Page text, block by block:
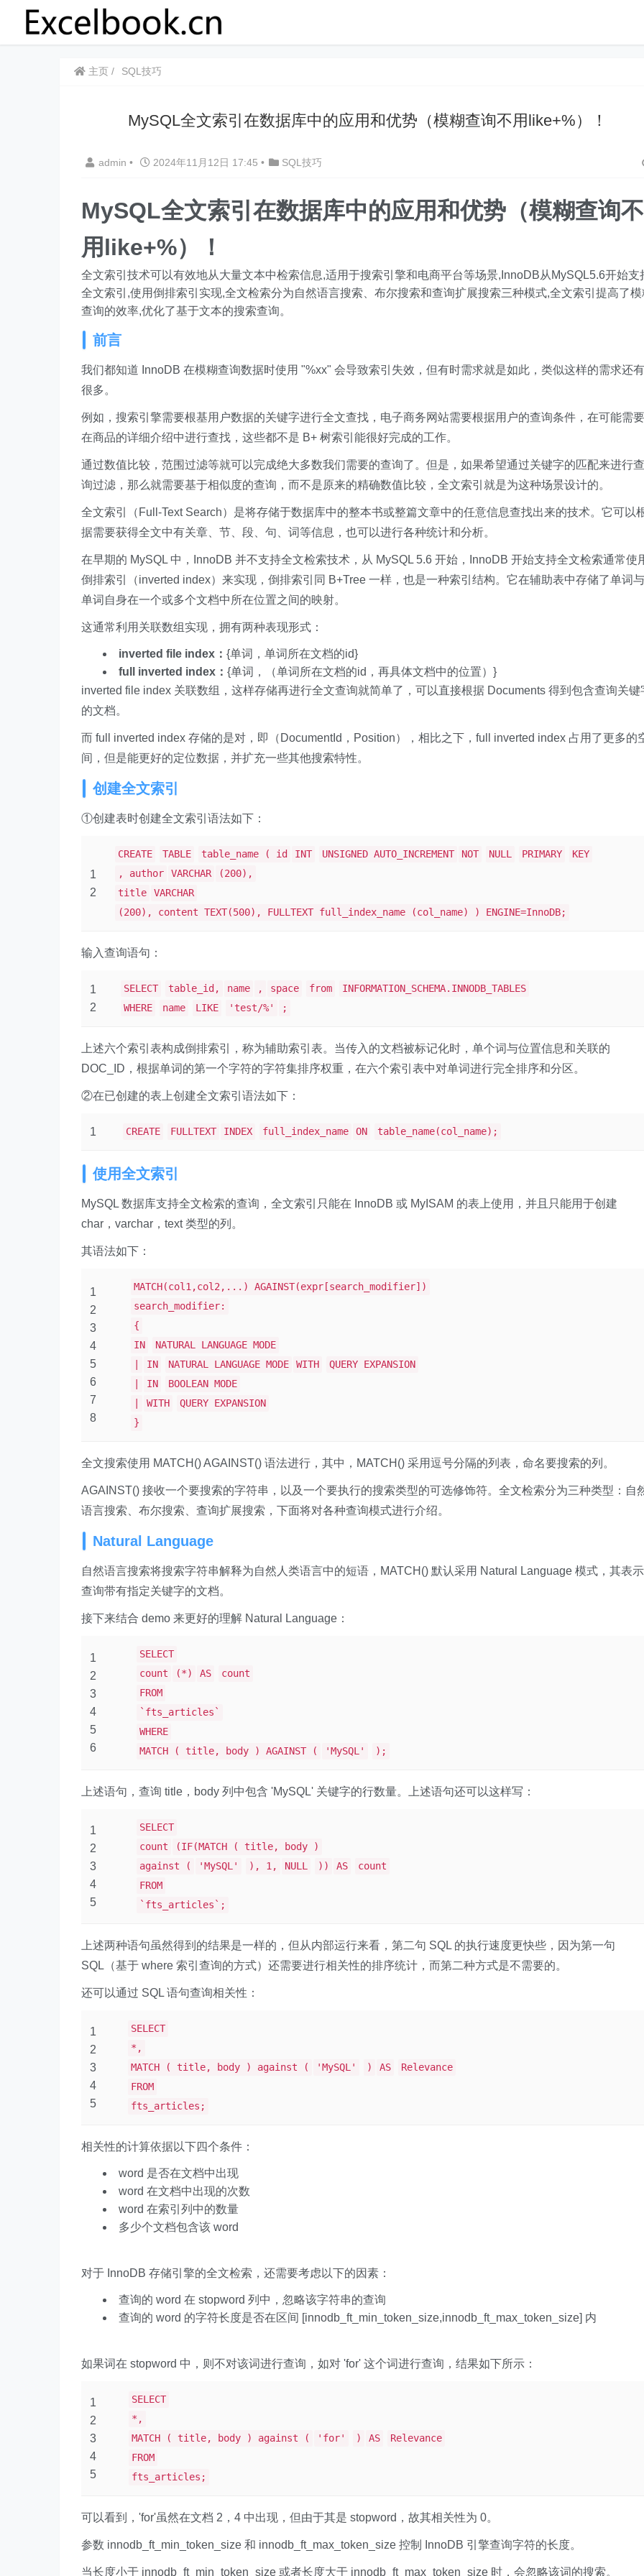
主页 SQL技巧
MySQL全文索引在数据库中的应用和优势（模糊查询不用like+%）！
admin • 2024年11月12日 17:45 • SQL技巧
MySQL全文索引在数据库中的应用和优势（模糊查询不
用like+%）！
全文索引技术可以有效地从大量文本中检索信息,适用于搜索引擎和电商平台等场景,InnoDB从MySQL5.6开始支
全文索引,使用倒排索引实现,全文检索分为自然语言搜索、布尔搜索和查询扩展搜索三种模式,全文索引提高了模
查询的效率,优化了基于文本的搜索查询。
前言
我们都知道 InnoDB 在模糊查询数据时使用 "%xx" 会导致索引失效，但有时需求就是如此，类似这样的需求还有
很多。
例如，搜索引擎需要根基用户数据的关键字进行全文查找，电子商务网站需要根据用户的查询条件，在可能需要
在商品的详细介绍中进行查找，这些都不是 B+ 树索引能很好完成的工作。
通过数值比较，范围过滤等就可以完成绝大多数我们需要的查询了。但是，如果希望通过关键字的匹配来进行查
询过滤，那么就需要基于相似度的查询，而不是原来的精确数值比较，全文索引就是为这种场景设计的。
全文索引（Full-Text Search）是将存储于数据库中的整本书或整篇文章中的任意信息查找出来的技术。它可以
据需要获得全文中有关章、节、段、句、词等信息，也可以进行各种统计和分析。
在早期的 MySQL 中，InnoDB 并不支持全文检索技术，从 MySQL 5.6 开始，InnoDB 开始支持全文检索通常使
倒排索引（inverted index）来实现，倒排索引同 B+Tree 一样，也是一种索引结构。它在辅助表中存储了单词与
单词自身在一个或多个文档中所在位置之间的映射。
这通常利用关联数组实现，拥有两种表现形式：
inverted file index： {单词，单词所在文档的id}
full inverted index： {单词，（单词所在文档的id，再具体文档中的位置）}
inverted file index 关联数组，这样存储再进行全文查询就简单了，可以直接根据 Documents 得到包含查询关键
的文档。
而 full inverted index 存储的是对，即（DocumentId，Position），相比之下，full inverted index 占用了更多的
间，但是能更好的定位数据，并扩充一些其他搜索特性。
创建全文索引
①创建表时创建全文索引语法如下：
1
2
CREATE TABLE table_name ( id INT UNSIGNED AUTO_INCREMENT NOT NULL PRIMARY
KEY
, author
VARCHAR
(200),
title
VARCHAR
(200), content TEXT(500), FULLTEXT full_index_name (col_name) ) ENGINE=InnoDB;
输入查询语句：
1
2
SELECT table_id, name , space from
INFORMATION_SCHEMA.INNODB_TABLES
WHERE
name LIKE 'test/%' ;
上述六个索引表构成倒排索引，称为辅助索引表。当传入的文档被标记化时，单个词与位置信息和关联的
DOC_ID，根据单词的第一个字符的字符集排序权重，在六个索引表中对单词进行完全排序和分区。
②在已创建的表上创建全文索引语法如下：
1 CREATE FULLTEXT INDEX full_index_name ON table_name(col_name);
使用全文索引
MySQL 数据库支持全文检索的查询，全文索引只能在 InnoDB 或 MyISAM 的表上使用，并且只能用于创建
char，varchar，text 类型的列。
其语法如下：
1
2
3
4
5
6
7
8
MATCH(col1,col2,...) AGAINST(expr[search_modifier])
search_modifier:
{
IN
NATURAL LANGUAGE MODE
IN NATURAL LANGUAGE MODE WITH
QUERY EXPANSION
IN
BOOLEAN MODE
WITH
QUERY EXPANSION
}
全文搜索使用 MATCH() AGAINST() 语法进行，其中，MATCH() 采用逗号分隔的列表，命名要搜索的列。
AGAINST() 接收一个要搜索的字符串，以及一个要执行的搜索类型的可选修饰符。全文检索分为三种类型：自
语言搜索、布尔搜索、查询扩展搜索，下面将对各种查询模式进行介绍。
Natural Language
自然语言搜索将搜索字符串解释为自然人类语言中的短语，MATCH() 默认采用 Natural Language 模式，其表示
查询带有指定关键字的文档。
接下来结合 demo 来更好的理解 Natural Language：
1
2
3
4
5
6
SELECT
count
(*) AS
count
FROM
`fts_articles`
WHERE
MATCH ( title, body ) AGAINST (
'MySQL' );
上述语句，查询 title，body 列中包含 'MySQL' 关键字的行数量。上述语句还可以这样写：
1
2
3
4
5
SELECT
count
(IF(MATCH ( title, body )
against (
'MySQL' ), 1, NULL )) AS
count
FROM
`fts_articles`;
上述两种语句虽然得到的结果是一样的，但从内部运行来看，第二句 SQL 的执行速度更快些，因为第一句
SQL（基于 where 索引查询的方式）还需要进行相关性的排序统计，而第二种方式是不需要的。
还可以通过 SQL 语句查询相关性：
1
2
3
4
5
SELECT
*,
MATCH ( title, body ) against (
'MySQL' ) AS
Relevance
FROM
fts_articles;
相关性的计算依据以下四个条件：
word 是否在文档中出现
word 在文档中出现的次数
word 在索引列中的数量
多少个文档包含该 word
对于 InnoDB 存储引擎的全文检索，还需要考虑以下的因素：
查询的 word 在 stopword 列中，忽略该字符串的查询
查询的 word 的字符长度是否在区间 [innodb_ft_min_token_size,innodb_ft_max_token_size] 内
如果词在 stopword 中，则不对该词进行查询，如对 'for' 这个词进行查询，结果如下所示：
1
2
3
4
5
SELECT
*,
MATCH ( title, body ) against (
'for' ) AS
Relevance
FROM
fts_articles;
可以看到，'for'虽然在文档 2，4 中出现，但由于其是 stopword，故其相关性为 0。
参数 innodb_ft_min_token_size 和 innodb_ft_max_token_size 控制 InnoDB 引擎查询字符的长度。
当长度小于 innodb_ft_min_token_size 或者长度大于 innodb_ft_max_token_size 时，会忽略该词的搜索。